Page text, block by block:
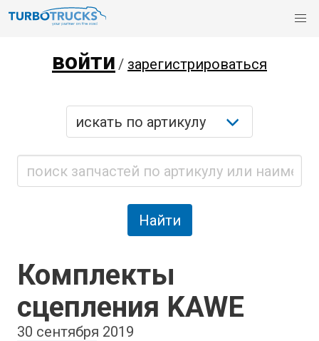
войти / зарегистрироваться
Комплекты
сцепления KAWE
30 сентября 2019